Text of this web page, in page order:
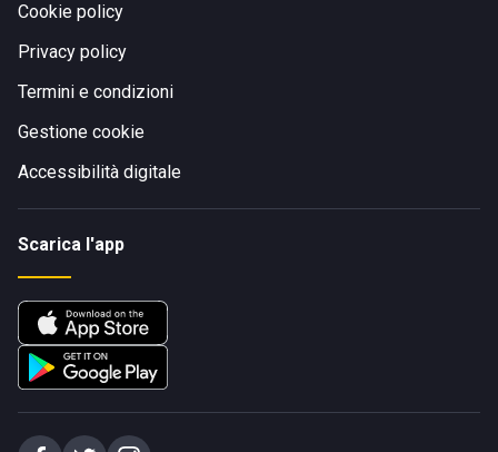
Cookie policy
Privacy policy
Termini e condizioni
Gestione cookie
Accessibilità digitale
Scarica l'app